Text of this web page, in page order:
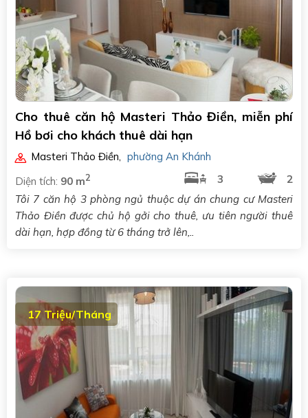
Cho thuê căn hộ Masteri Thảo Điền, miễn phí
Hồ bơi cho khách thuê dài hạn
Masteri Thảo Điền
phường An Khánh
Diện tích: 90 m2 3
2
Tôi 7 căn hộ 3 phòng ngủ thuộc dự án chung cư Masteri
Thảo Điền được chủ hộ gởi cho thuê, ưu tiên người thuê
dài hạn, hợp đồng từ 6 tháng trở lên,..
17 Triệu/Tháng